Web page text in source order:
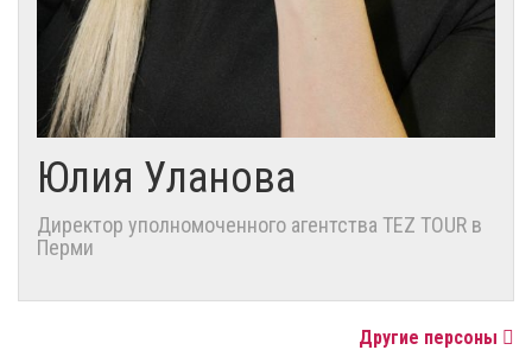
Юлия Уланова
Директор уполномоченного агентства TEZ TOUR в
Перми
Другие персоны